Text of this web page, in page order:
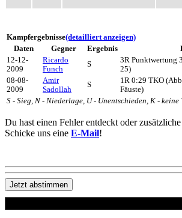
Kampfergebnisse(detailliert anzeigen)
Daten
Gegner Ergebnis
12-12-
2009
Ricardo
Funch
S
3R Punktwertung
25)
08-08-
2009
Amir
Sadollah
S
1R 0:29 TKO
Fäuste)
S - Sieg, N - Niederlage, U - Unentschieden, K - keine
Du hast einen Fehler entdeckt oder
Schicke uns eine E-Mail!